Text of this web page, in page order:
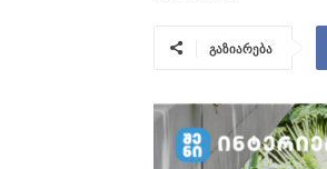
გაზიარება